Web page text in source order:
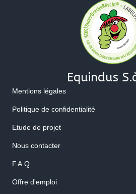
Equindus
Mentions légales
Politique de confidentialité
Etude de projet
Nous contacter
F.A.Q
Offre d'emploi